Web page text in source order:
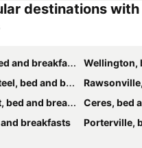
destinations with
and breakfasts
Wellington,
and breakfasts
Rawsonville,
and breakfasts
Ceres, bed
breakfasts
Porterville,